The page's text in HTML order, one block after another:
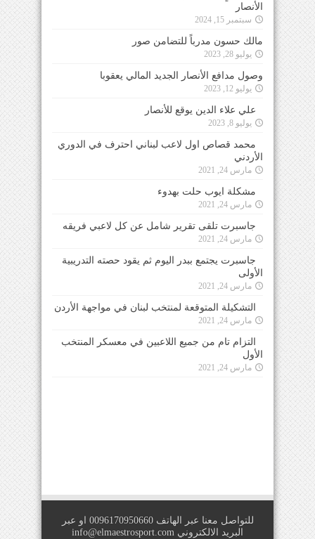
الأنصار
سبتمبر 15, 2024
مالك حسون مدرباً للتضامن صور
يوليو 28, 2023
وصول مدافع الأنصار الجديد المالي يعقوبا
يوليو 12, 2023
علي علاء الدين يوقع للأنصار
يوليو 8, 2023
محمد قصاص اول لاعب لبناني احترف في الدوري
الأردني
مارس 24, 2021
مشكلة ايوب حلت بهدوء
مارس 24, 2021
جاسبرت تلقى تقرير شامل عن كل لاعبي فريقه
مارس 24, 2021
جاسبرت يجتمع ببدر اليوم ثم يقود حصته التدريبية
الأولى
مارس 24, 2021
التشكيلة المتوقعة لمنتخب لبنان في مواجهة الأردن
مارس 24, 2021
التزام تام من جميع اللاعبين في معسكر المنتخب
الأول
مارس 24, 2021
للتواصل معنا عبر الهاتف 0096170950660 او عبر
البريد الالكتروني info@elmaestrosport.com